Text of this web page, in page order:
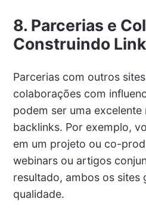
8. Parcerias e
Construindo
Parcerias com outros
colaborações com
podem ser uma
backlinks. Por exemplo,
em um projeto ou co-
webinars ou artigos
resultado, ambos os sites
qualidade.